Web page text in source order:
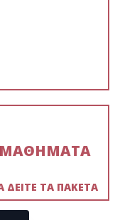
ΜΑΘΗΜΑΤΑ
ΔΕΙΤΕ ΤΑ ΠΑΚΕΤΑ